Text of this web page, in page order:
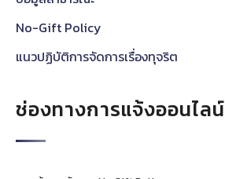
No-Gift Policy
แนวปฏิบัติการจัดการเรื่องทุจริต
ช่องทางการแจ้งออนไลน์